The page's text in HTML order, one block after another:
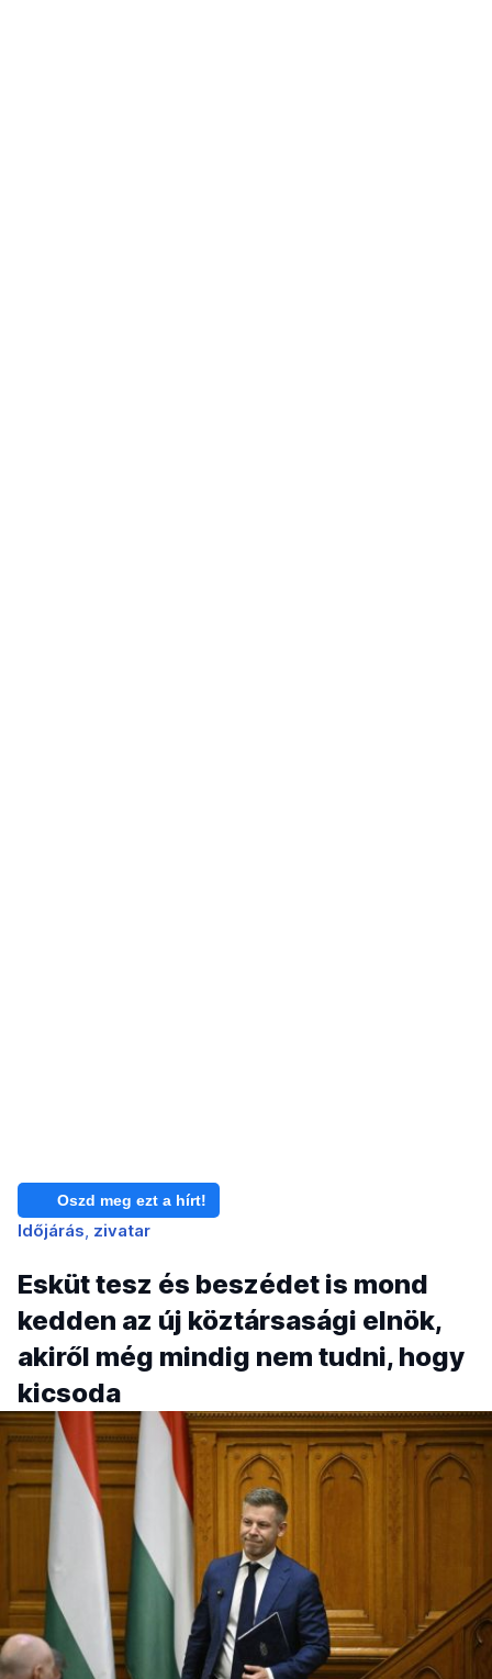
Oszd meg ezt a hírt!
Időjárás zivatar
Esküt tesz és beszédet is mond
kedden az új köztársasági elnök,
akiről még mindig nem tudni, hogy
kicsoda